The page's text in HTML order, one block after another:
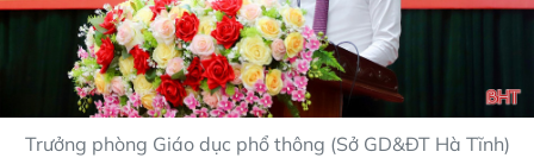
Trưởng phòng Giáo dục phổ thông (Sở GD&ĐT Hà Tĩnh)